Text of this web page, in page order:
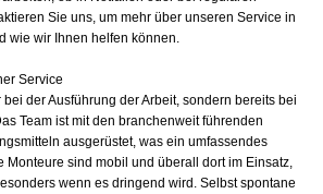
Sie uns, um mehr über unseren Service in
wie wir Ihnen helfen können.
Service
bei der Ausführung der Arbeit, sondern bereits bei
Team ist mit den branchenweit führenden
ausgerüstet, was ein umfassendes
Monteure sind mobil und überall dort im Einsatz,
wenn es dringend wird. Selbst spontane